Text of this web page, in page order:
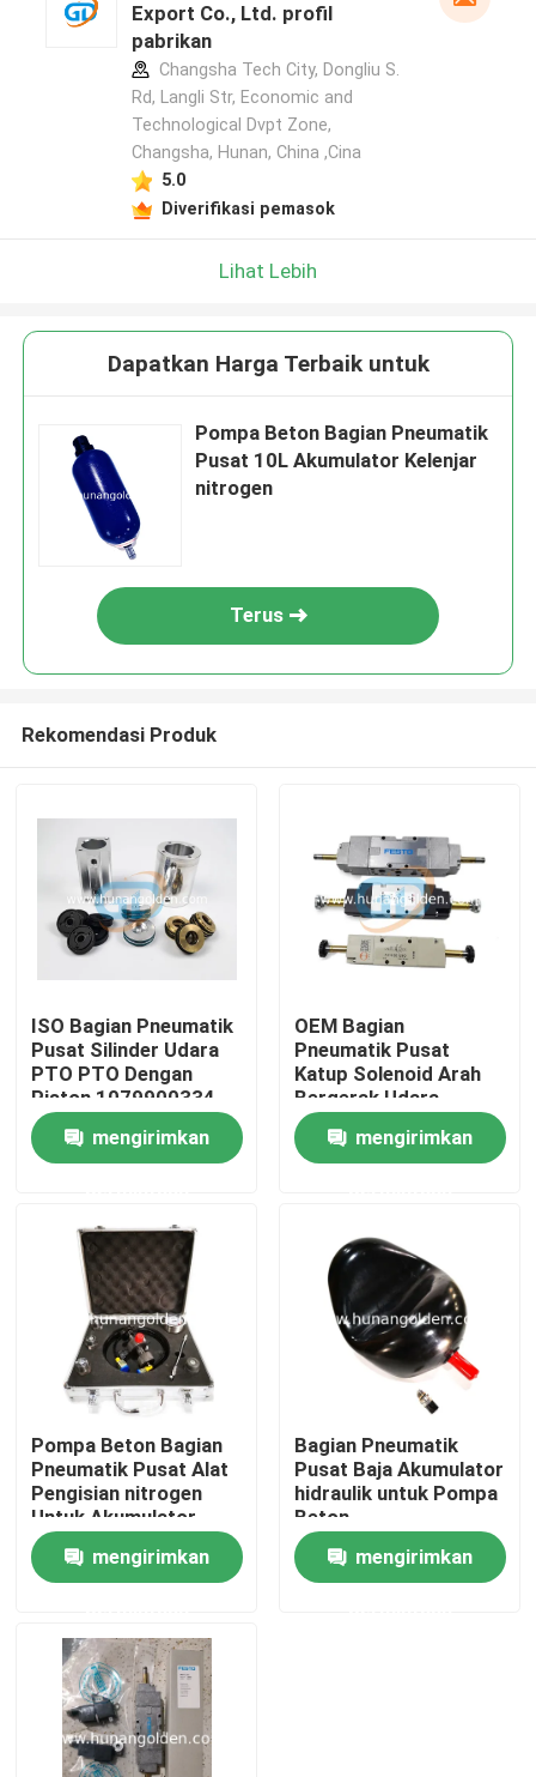
Rumah
Produk
Tentang kami
Tur Pabrik
Kontrol kualitas
Hubungi kami
Berita
Suku Cadang Pompa Beton
Pipa Pengiriman Pompa Beton
Export Co., Ltd. profil
pabrikan
Changsha Tech City, Dongliu S.
Rd, Langli Str, Economic and
Technological Dvpt Zone,
Changsha, Hunan, China ,Cina
5.0
Diverifikasi pemasok
Lihat Lebih
Dapatkan Harga Terbaik untuk
Pompa Beton Bagian Pneumatik
Pusat 10L Akumulator Kelenjar
nitrogen
Terus
Rekomendasi Produk
ISO Bagian Pneumatik
Pusat Silinder Udara
PTO PTO Dengan
Piston 1079900334
mengirimkan
OEM Bagian
Pneumatik Pusat
Katup Solenoid Arah
Bergerak Udara
mengirimkan
Pompa Beton Bagian
Pneumatik Pusat Alat
Pengisian nitrogen
Untuk Akumulator
mengirimkan
Bagian Pneumatik
Pusat Baja Akumulator
hidraulik untuk Pompa
Beton
mengirimkan